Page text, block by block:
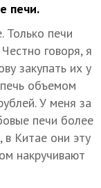
печи.
печи
говоря, я
закупать их у
объемом
У меня за
печи более
в Китае они эту
накручивают